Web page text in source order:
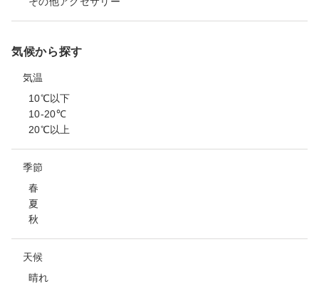
気候から探す
気温
10℃以下
10-20℃
20℃以上
季節
春
夏
秋
天候
晴れ